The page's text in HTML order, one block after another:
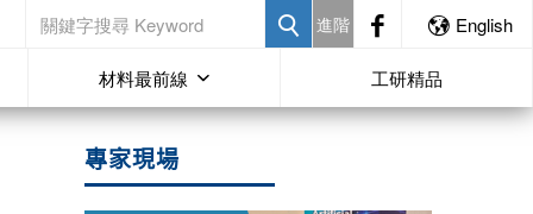
進階 English
材料最前線 工研精品
專家現場